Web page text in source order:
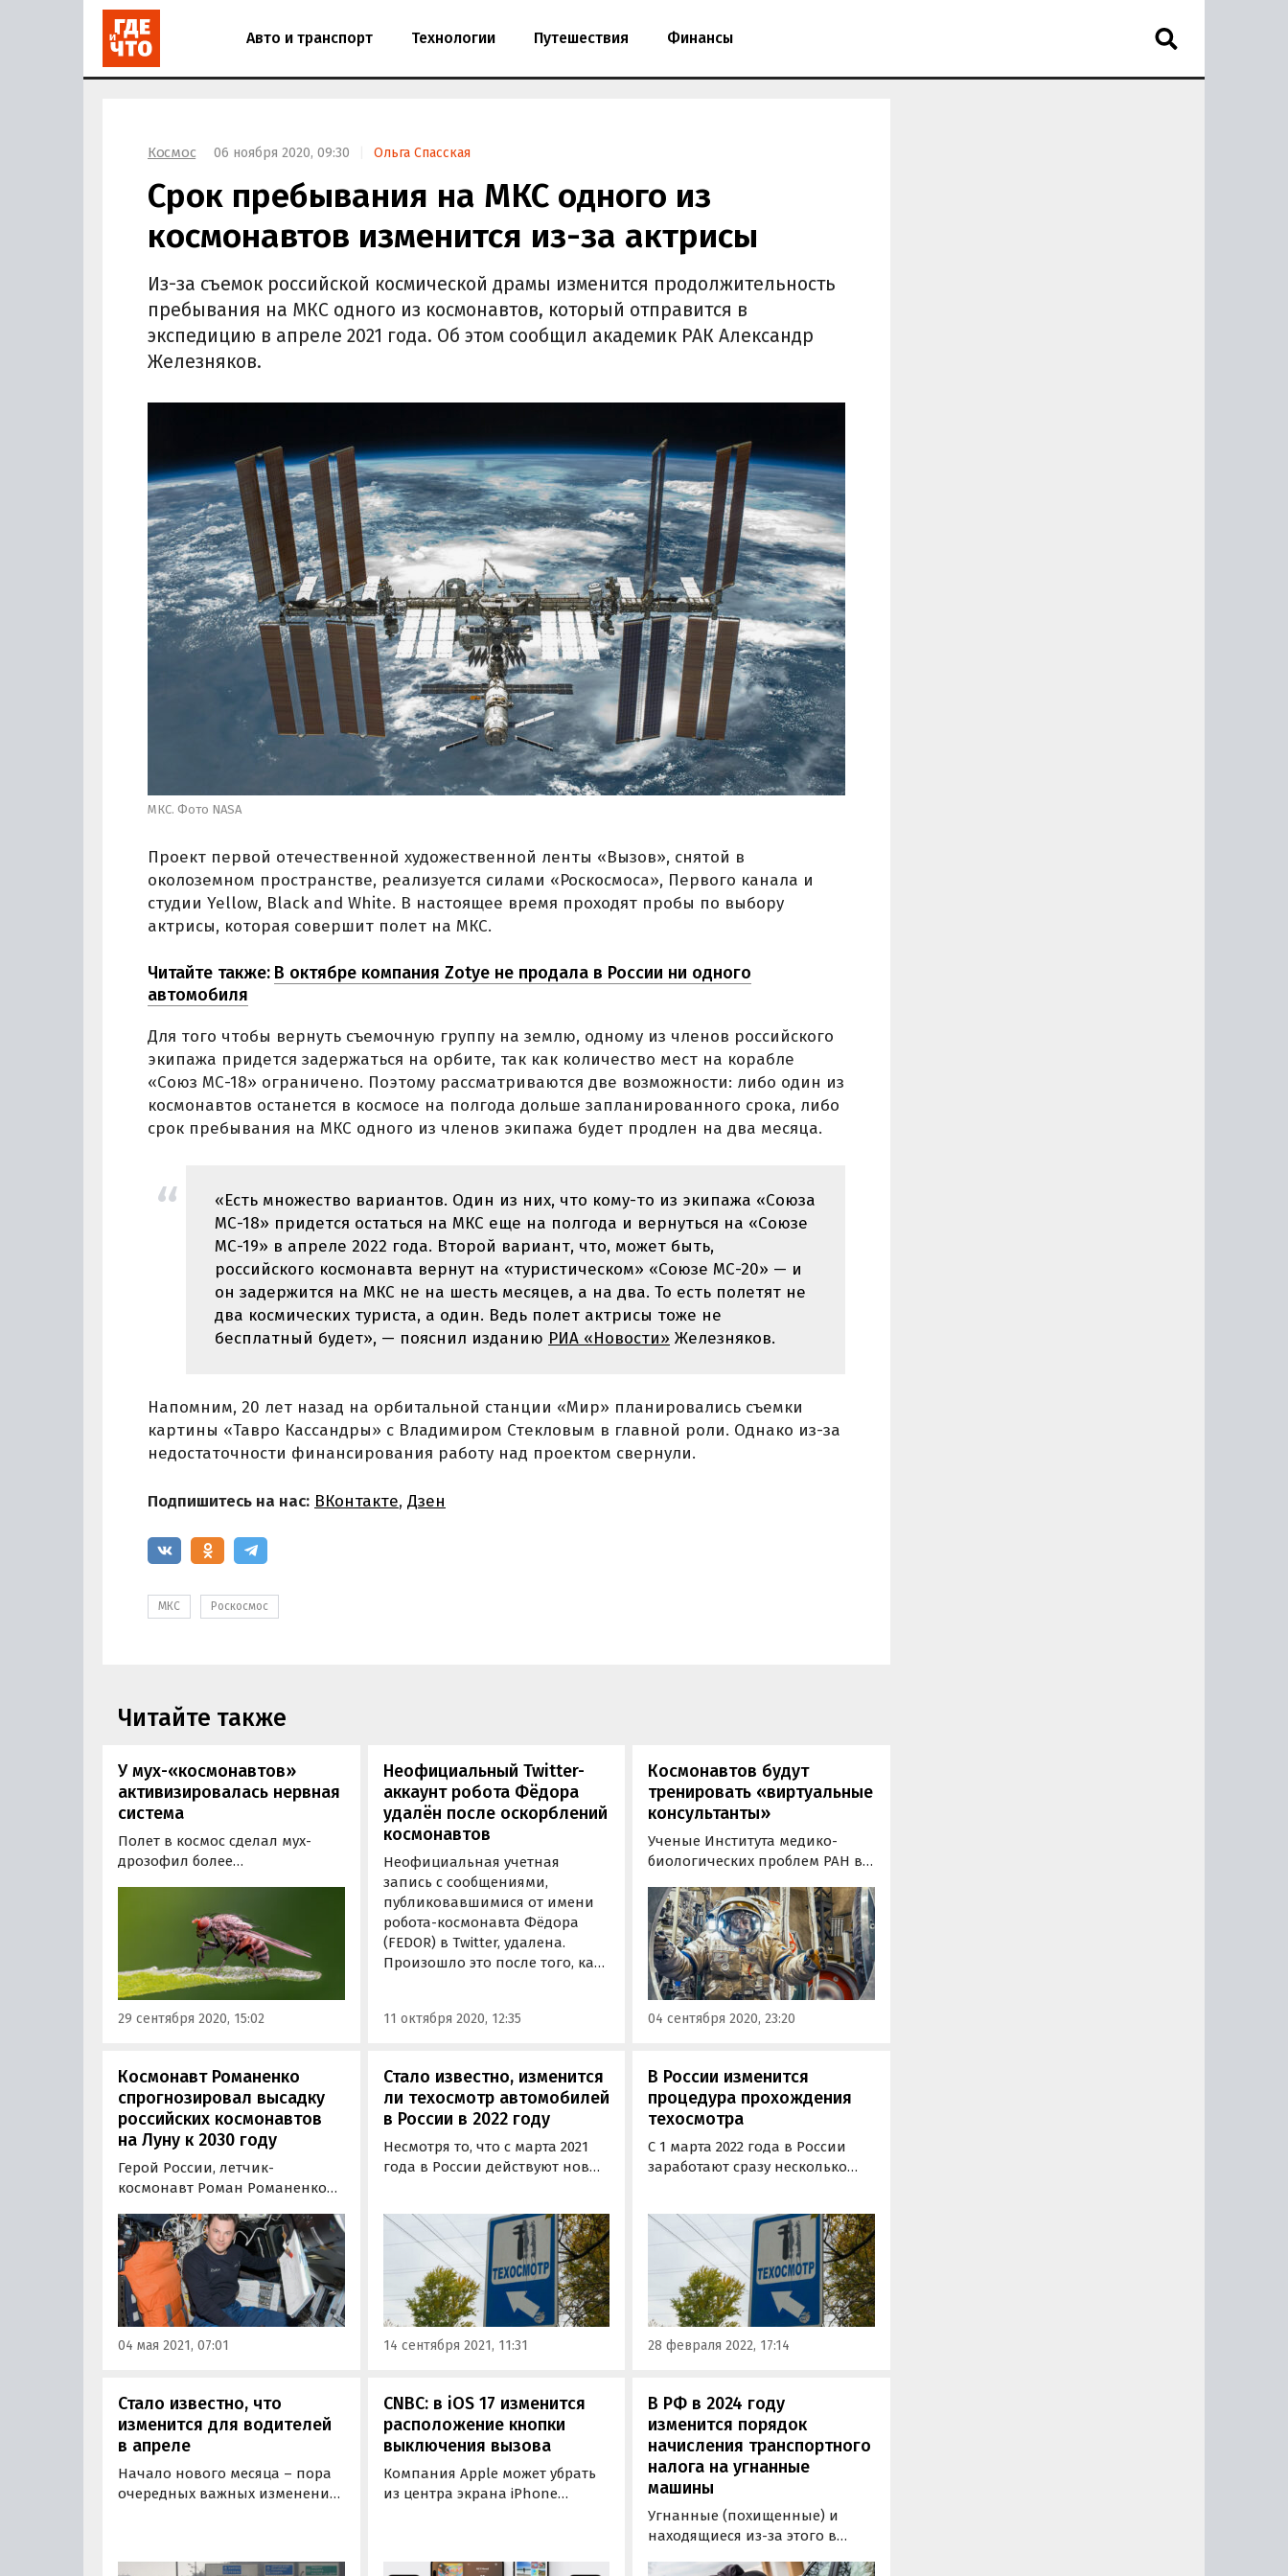
Авто и транспорт Технологии Путешествия Финансы
Космос 06 ноября 2020, 09:30 Ольга Спасская
Срок пребывания на МКС одного из
космонавтов изменится из-за актрисы
Из-за съемок российской космической драмы изменится продолжительность
пребывания на МКС одного из космонавтов, который отправится в
экспедицию в апреле 2021 года. Об этом сообщил академик РАК Александр
Железняков.
МКС. Фото NASA
Проект первой отечественной художественной ленты «Вызов», снятой в
околоземном пространстве, реализуется силами «Роскосмоса», Первого канала и
студии Yellow, Black and White. В настоящее время проходят пробы по выбору
актрисы, которая совершит полет на МКС.
Читайте также: В октябре компания Zotye не продала в России ни одного
автомобиля
Для того чтобы вернуть съемочную группу на землю, одному из членов российского
экипажа придется задержаться на орбите, так как количество мест на корабле
«Союз МС-18» ограничено. Поэтому рассматриваются две возможности: либо один из
космонавтов останется в космосе на полгода дольше запланированного срока, либо
срок пребывания на МКС одного из членов экипажа будет продлен на два месяца.
«Есть множество вариантов. Один из них, что кому-то из экипажа «Союза
МС-18» придется остаться на МКС еще на полгода и вернуться на «Союзе
МС-19» в апреле 2022 года. Второй вариант, что, может быть,
российского космонавта вернут на «туристическом» «Союзе МС-20» — и
он задержится на МКС не на шесть месяцев, а на два. То есть полетят не
два космических туриста, а один. Ведь полет актрисы тоже не
бесплатный будет», — пояснил изданию РИА «Новости» Железняков.
Напомним, 20 лет назад на орбитальной станции «Мир» планировались съемки
картины «Тавро Кассандры» с Владимиром Стекловым в главной роли. Однако из-за
недостаточности финансирования работу над проектом свернули.
Подпишитесь на нас: ВКонтакте, Дзен
МКС Роскосмос
Читайте также
У мух-«космонавтов»
активизировалась нервная
система
Полет в космос сделал мух-
дрозофил более
они стали бегать чаще и
быстрее – об этом
свидетельствуют наблюдения
за насекомыми ученых РАН.
29 сентября 2020, 15:02
Неофициальный Twitter-
аккаунт робота Фёдора
удалён после оскорблений
космонавтов
Неофициальная учетная
запись с сообщениями,
публиковавшимися от имени
робота-космонавта Фёдора
(FEDOR) в Twitter, удалена.
Произошло это после того, как
адрес российских космонавтов,
11 октября 2020, 12:35
Космонавтов будут
тренировать «виртуальные
консультанты»
Ученые Института медико-
биологических проблем РАН в
Института математики им. С.Л.
Соболева СО РАН создают
«виртуального тренера» для
космонавтов.
04 сентября 2020, 23:20
Космонавт Романенко
спрогнозировал высадку
российских космонавтов
на Луну к 2030 году
Герой России, летчик-
космонавт Роман Романенко
российских космонавтов на
Луну уже к 2030 году. По его
утверждению, соответствующая
подготовка будущих экипажей
к лунной миссии в настоящее
время уже осуществляется.
04 мая 2021, 07:01
Стало известно, изменится
ли техосмотр автомобилей
в России в 2022 году
Несмотря то, что с марта 2021
года в России действуют новые
характера этой процедуры с
обязательного на
добровольный сохраняют
актуальность по сей день.
14 сентября 2021, 11:31
В России изменится
процедура прохождения
техосмотра
С 1 марта 2022 года в России
заработают сразу несколько
напрямую касаются
автомобильного техосмотра.
Нововведения должны
покончить с рынком«серых»
диагностических карт, пресечь
махинации с фотоснимками
на…
28 февраля 2022, 17:14
Стало известно, что
изменится для водителей
в апреле
Начало нового месяца – пора
очередных важных изменений,
CNBC: в iOS 17 изменится
расположение кнопки
выключения вызова
Компания Apple может убрать
из центра экрана iPhone
В РФ в 2024 году
изменится порядок
начисления транспортного
налога на угнанные
машины
Угнанные (похищенные) и
находящиеся из-за этого в